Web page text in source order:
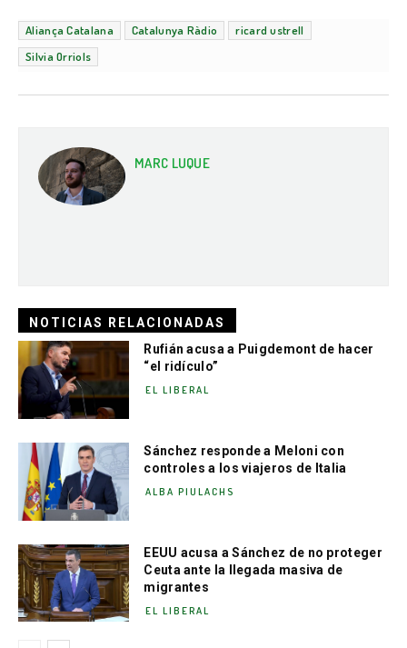
Aliança Catalana Catalunya Ràdio
ricard ustrell
Silvia Orriols
MARC LUQUE
NOTICIAS RELACIONADAS
Rufián acusa a Puigdemont de hacer
“el ridículo”
EL LIBERAL
Sánchez responde a Meloni con
controles a los viajeros de Italia
ALBA PIULACHS
EEUU acusa a Sánchez de no proteger
Ceuta ante la llegada masiva de
migrantes
EL LIBERAL